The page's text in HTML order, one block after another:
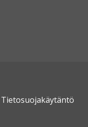
Tietosuojakäytäntö